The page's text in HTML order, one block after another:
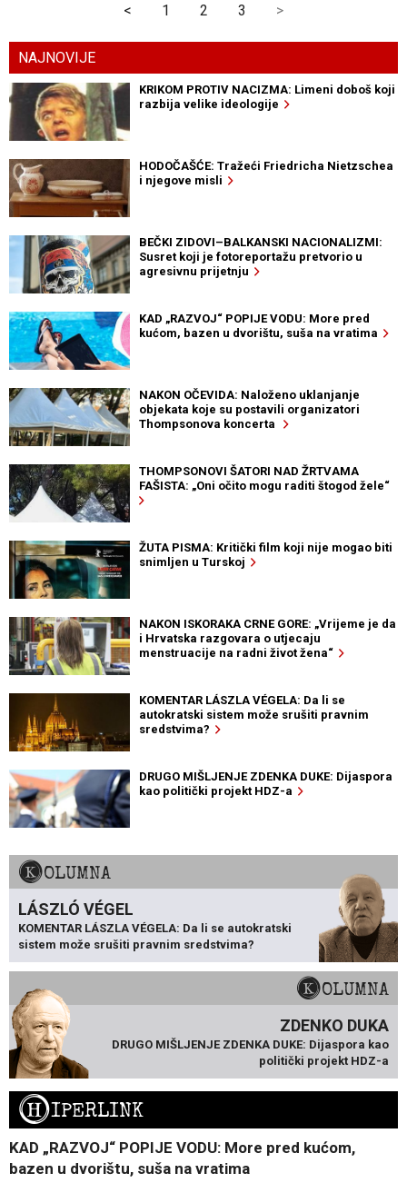
< 1 2 3 >
NAJNOVIJE
KRIKOM PROTIV NACIZMA: Limeni doboš koji
razbija velike ideologije
HODOČAŠĆE: Tražeći Friedricha Nietzschea
i njegove misli
BEČKI ZIDOVI–BALKANSKI NACIONALIZMI:
Susret koji je fotoreportažu pretvorio u
agresivnu prijetnju
KAD „RAZVOJ“ POPIJE VODU: More pred
kućom, bazen u dvorištu, suša na vratima
NAKON OČEVIDA: Naloženo uklanjanje
objekata koje su postavili organizatori
Thompsonova koncerta
THOMPSONOVI ŠATORI NAD ŽRTVAMA
FAŠISTA: „Oni očito mogu raditi štogod žele“
ŽUTA PISMA: Kritički film koji nije mogao biti
snimljen u Turskoj
NAKON ISKORAKA CRNE GORE: „Vrijeme je da
i Hrvatska razgovara o utjecaju
menstruacije na radni život žena“
KOMENTAR LÁSZLA VÉGELA: Da li se
autokratski sistem može srušiti pravnim
sredstvima?
DRUGO MIŠLJENJE ZDENKA DUKE: Dijaspora
kao politički projekt HDZ-a
KOLUMNA
LÁSZLÓ VÉGEL
KOMENTAR LÁSZLA VÉGELA: Da li se autokratski
sistem može srušiti pravnim sredstvima?
KOLUMNA
ZDENKO DUKA
DRUGO MIŠLJENJE ZDENKA DUKE: Dijaspora kao
politički projekt HDZ-a
HIPERLINK
KAD „RAZVOJ“ POPIJE VODU: More pred kućom,
bazen u dvorištu, suša na vratima